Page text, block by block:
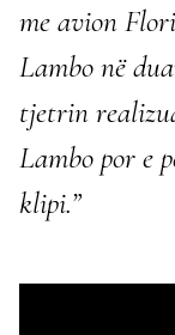
me avion
Lambo në
tjetrin
Lambo por e
klipi.”